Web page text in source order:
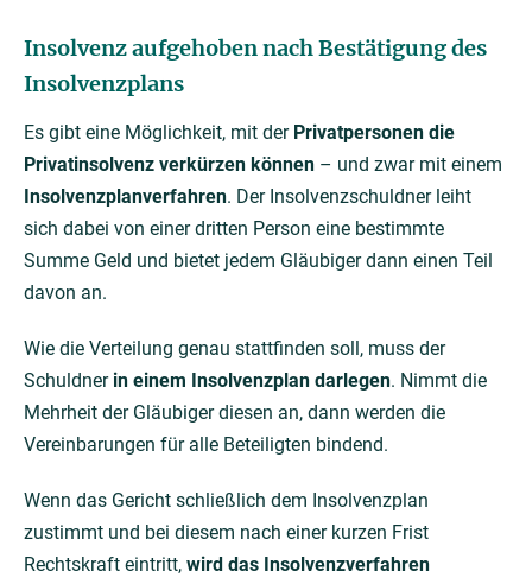
Insolvenz aufgehoben nach Bestätigung des
Insolvenzplans
Es gibt eine Möglichkeit, mit der Privatpersonen die
Privatinsolvenz verkürzen können – und zwar mit einem
Insolvenzplanverfahren. Der Insolvenzschuldner leiht
sich dabei von einer dritten Person eine bestimmte
Summe Geld und bietet jedem Gläubiger dann einen Teil
davon an.
Wie die Verteilung genau stattfinden soll, muss der
Schuldner in einem Insolvenzplan darlegen. Nimmt die
Mehrheit der Gläubiger diesen an, dann werden die
Vereinbarungen für alle Beteiligten bindend.
Wenn das Gericht schließlich dem Insolvenzplan
zustimmt und bei diesem nach einer kurzen Frist
Rechtskraft eintritt, wird das Insolvenzverfahren